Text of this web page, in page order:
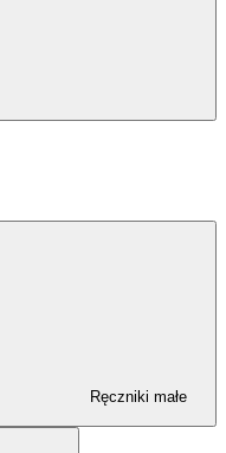
Ręczniki małe